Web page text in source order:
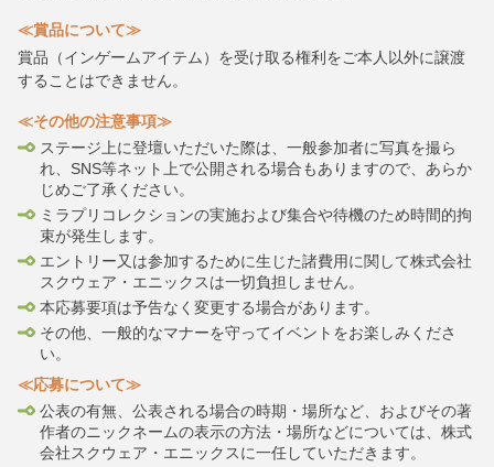
≪賞品について≫
賞品（インゲームアイテム）を受け取る権利をご本人以外に譲渡
することはできません。
≪その他の注意事項≫
ステージ上に登壇いただいた際は、一般参加者に写真を撮ら
れ、SNS等ネット上で公開される場合もありますので、あらか
じめご了承ください。
ミラプリコレクションの実施および集合や待機のため時間的拘
束が発生します。
エントリー又は参加するために生じた諸費用に関して株式会社
スクウェア・エニックスは一切負担しません。
本応募要項は予告なく変更する場合があります。
その他、一般的なマナーを守ってイベントをお楽しみくださ
い。
≪応募について≫
公表の有無、公表される場合の時期・場所など、およびその著
作者のニックネームの表示の方法・場所などについては、株式
会社スクウェア・エニックスに一任していただきます。